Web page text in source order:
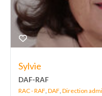
Sylvie
DAF-RAF
RAC - RAF, DAF, Direction